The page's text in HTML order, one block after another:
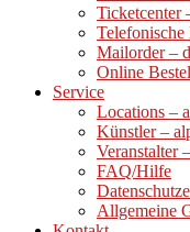
Ticketcenter
Mailorder –
Online
Service
Locations –
Künstler –
Veranstalter
FAQ/Hilfe
Allgemeine